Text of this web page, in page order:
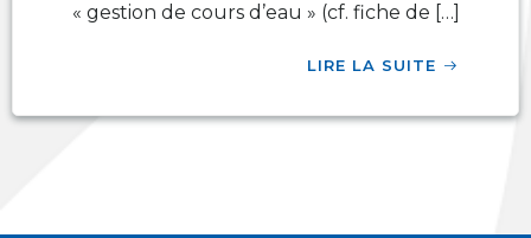
« gestion de cours d’eau » (cf. fiche de […]
LIRE LA SUITE